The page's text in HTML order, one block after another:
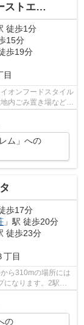
ンブレム
徒歩1分
15分
歩19分
目
オンフードスタイル
内ごみ置き場などが
ム」への
歩17分
」駅 徒歩20分
徒歩23分
丁目
ら310mの場所には
になります。2駅利
の